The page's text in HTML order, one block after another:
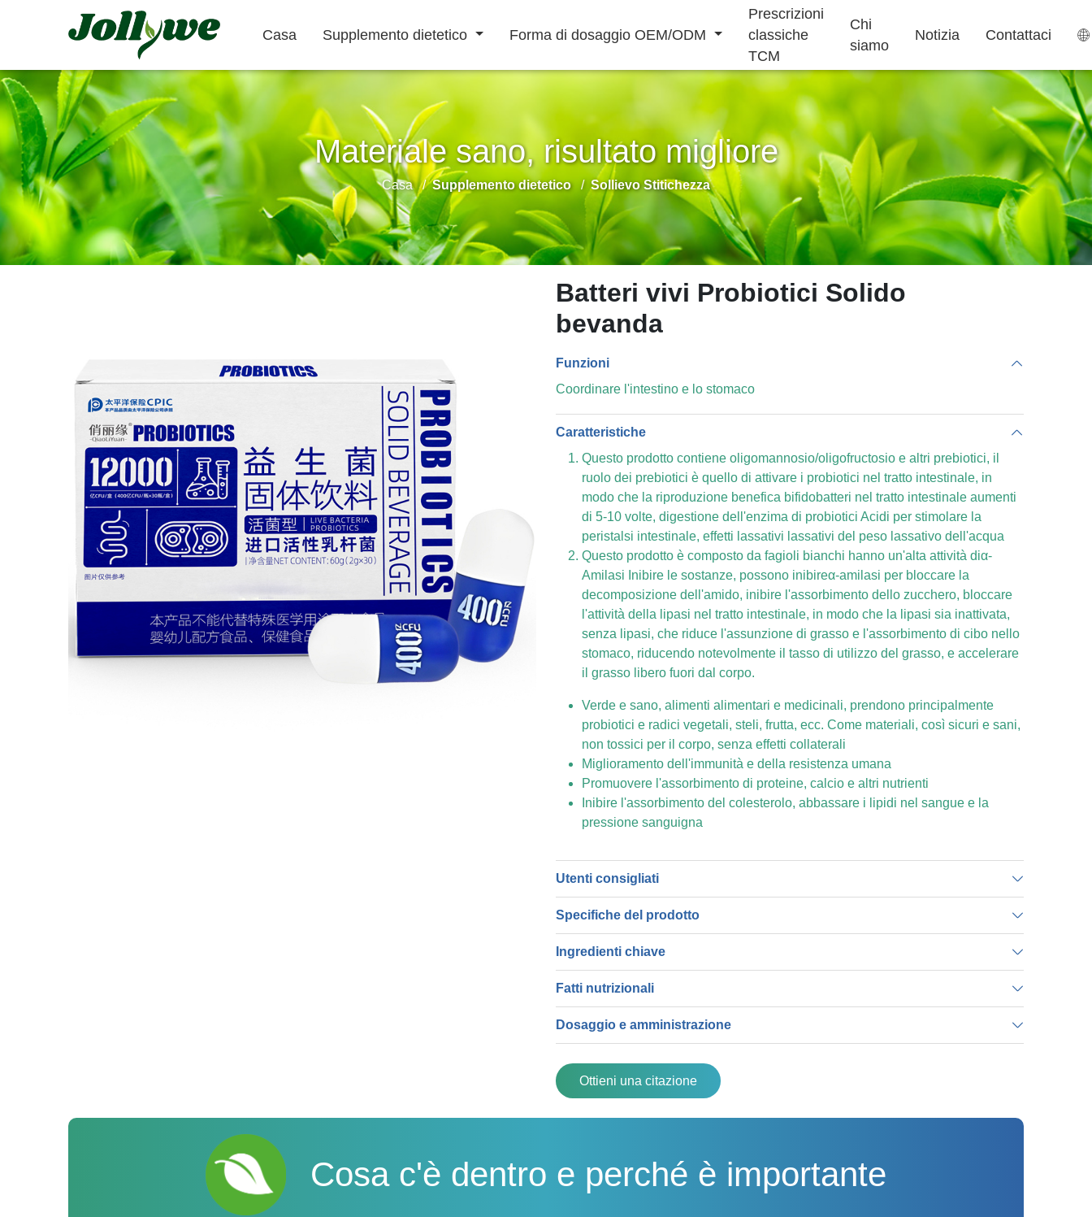
Casa Supplemento dietetico Forma di dosaggio OEM/ODM
Prescrizioni
classiche
TCM
Chi
siamo
Notizia Contattaci
Sollievo
Stitichezza
Dimagrire
Integratori
Bellezza
Aumentare Difese
Immunitarie
Potenziamento
Maschile
Riabilitazione
Cardiovascolare
Aiuto per
Dormire
Integratori per
Bambini
Torta ejiao
Compresse Capsula di gelatina Bevanda in Polvere Bevanda liquida Bustina di tè Caramelle Gommose
Materiale sano, risultato migliore
Casa Supplemento dietetico Sollievo Stitichezza
Batteri vivi Probiotici Solido
bevanda
Funzioni
Coordinare l'intestino e lo stomaco
Caratteristiche
Questo prodotto contiene oligomannosio/oligofructosio e altri prebiotici, il
ruolo dei prebiotici è quello di attivare i probiotici nel tratto intestinale, in
modo che la riproduzione benefica bifidobatteri nel tratto intestinale aumenti
di 5-10 volte, digestione dell'enzima di probiotici Acidi per stimolare la
peristalsi intestinale, effetti lassativi lassativi del peso lassativo dell'acqua
Questo prodotto è composto da fagioli bianchi hanno un'alta attività diα-
Amilasi Inibire le sostanze, possono inibireα-amilasi per bloccare la
decomposizione dell'amido, inibire l'assorbimento dello zucchero, bloccare
l'attività della lipasi nel tratto intestinale, in modo che la lipasi sia inattivata,
senza lipasi, che riduce l'assunzione di grasso e l'assorbimento di cibo nello
stomaco, riducendo notevolmente il tasso di utilizzo del grasso, e accelerare
il grasso libero fuori dal corpo.
Verde e sano, alimenti alimentari e medicinali, prendono principalmente
probiotici e radici vegetali, steli, frutta, ecc. Come materiali, così sicuri e sani,
non tossici per il corpo, senza effetti collaterali
Miglioramento dell'immunità e della resistenza umana
Promuovere l'assorbimento di proteine, calcio e altri nutrienti
Inibire l'assorbimento del colesterolo, abbassare i lipidi nel sangue e la
pressione sanguigna
Utenti consigliati
Specifiche del prodotto
Ingredienti chiave
Fatti nutrizionali
Dosaggio e amministrazione
Ottieni una citazione
Cosa c'è dentro e perché è importante